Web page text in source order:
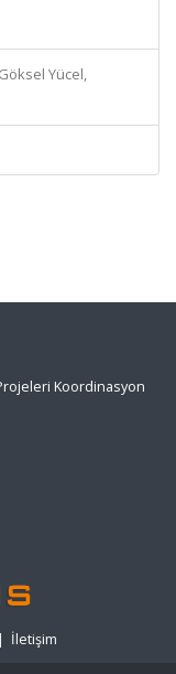
Yücel,
Koordinasyon
| İletişim